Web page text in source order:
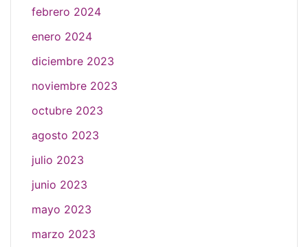
febrero 2024
enero 2024
diciembre 2023
noviembre 2023
octubre 2023
agosto 2023
julio 2023
junio 2023
mayo 2023
marzo 2023